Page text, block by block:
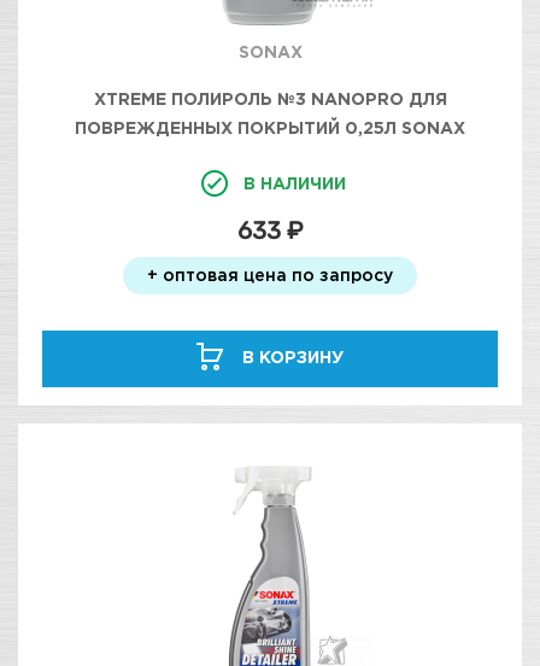
SONAX
XTREME ПОЛИРОЛЬ №3 NANOPRO ДЛЯ
ПОВРЕЖДЕННЫХ ПОКРЫТИЙ 0,25Л SONAX
В НАЛИЧИИ
633 ₽
+ оптовая цена по запросу
В КОРЗИНУ